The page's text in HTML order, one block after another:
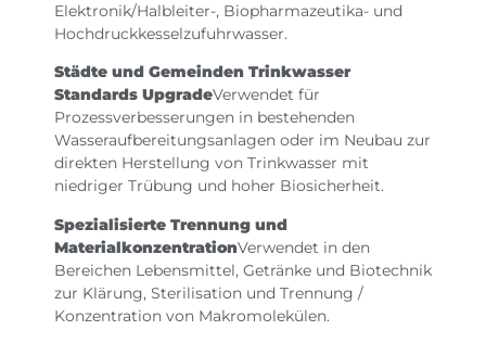
Elektronik/Halbleiter-, Biopharmazeutika- und
Hochdruckkesselzufuhrwasser.
Städte und Gemeinden Trinkwasser
Standards UpgradeVerwendet für
Prozessverbesserungen in bestehenden
Wasseraufbereitungsanlagen oder im Neubau zur
direkten Herstellung von Trinkwasser mit
niedriger Trübung und hoher Biosicherheit.
Spezialisierte Trennung und
MaterialkonzentrationVerwendet in den
Bereichen Lebensmittel, Getränke und Biotechnik
zur Klärung, Sterilisation und Trennung /
Konzentration von Makromolekülen.